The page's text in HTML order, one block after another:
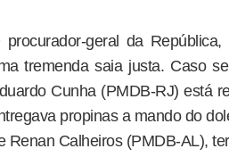
procurador-geral da
tremenda saia justa. Caso
Cunha (PMDB-RJ) está
propinas a mando do
Renan Calheiros (PMDB-AL),